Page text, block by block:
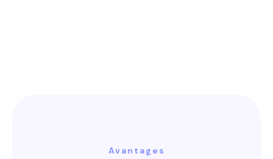
Avantages